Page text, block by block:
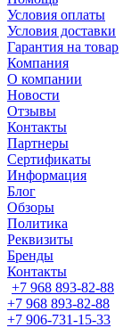
Условия оплаты
Условия доставки
Гарантия на товар
Компания
О компании
Новости
Отзывы
Контакты
Партнеры
Сертификаты
Информация
Блог
Обзоры
Политика
Реквизиты
Бренды
Контакты
+7 968 893-82-88
+7 968 893-82-88
+7 906-731-15-33